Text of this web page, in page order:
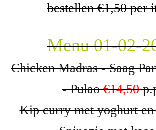
bestellen €1,50 per
Menu 01-02-
Chicken Madras - Saag
- Pulao€14,50
Kip curry met yoghurt